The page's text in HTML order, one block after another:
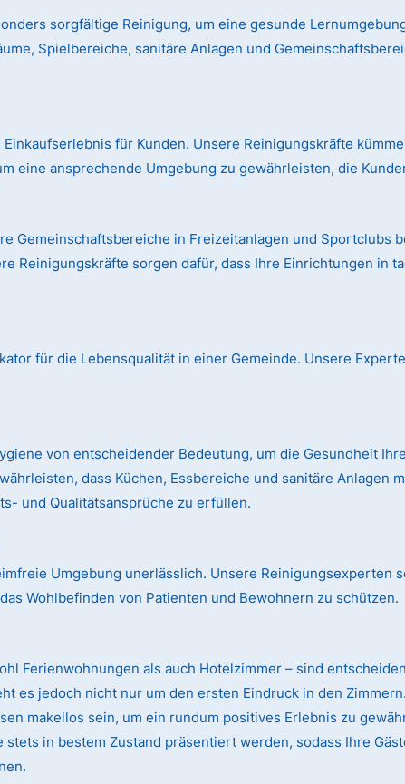
sorgfältige Reinigung, um eine gesunde
Spielbereiche, sanitäre Anlagen und
für Kunden. Unsere Reinigungskräfte
eine ansprechende Umgebung zu gewährleisten, die
Gemeinschaftsbereiche in Freizeitanlagen und Sportclubs
Reinigungskräfte sorgen dafür, dass Ihre Einrichtungen in
für die Lebensqualität in einer Gemeinde. Unsere
von entscheidender Bedeutung, um die Gesundheit
dass Küchen, Essbereiche und sanitäre Anlagen
und Qualitätsansprüche zu erfüllen.
Umgebung unerlässlich. Unsere Reinigungsexperten
Wohlbefinden von Patienten und Bewohnern zu schützen.
Ferienwohnungen als auch Hotelzimmer – sind
es jedoch nicht nur um den ersten Eindruck in den
makellos sein, um ein rundum positives Erlebnis zu
in bestem Zustand präsentiert werden, sodass Ihre